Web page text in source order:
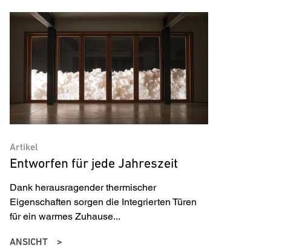
Artikel
Entworfen für jede Jahreszeit
Dank herausragender thermischer
Eigenschaften sorgen die Integrierten Türen
für ein warmes Zuhause...
ANSICHT